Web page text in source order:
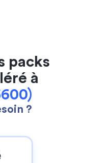
packs
à
?